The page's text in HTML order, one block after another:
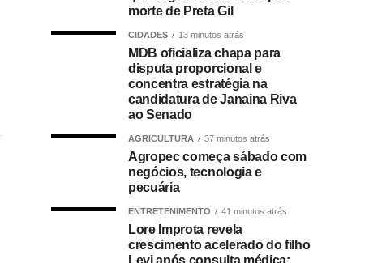
morte de Preta Gil
CIDADES 13 minutos atrás
MDB oficializa chapa para
disputa proporcional e
concentra estratégia na
candidatura de Janaina Riva
ao Senado
AGRICULTURA 37 minutos atrás
Agropec começa sábado com
negócios, tecnologia e
pecuária
ENTRETENIMENTO 41 minutos atrás
Lore Improta revela
crescimento acelerado do filho
Levi após consulta médica: